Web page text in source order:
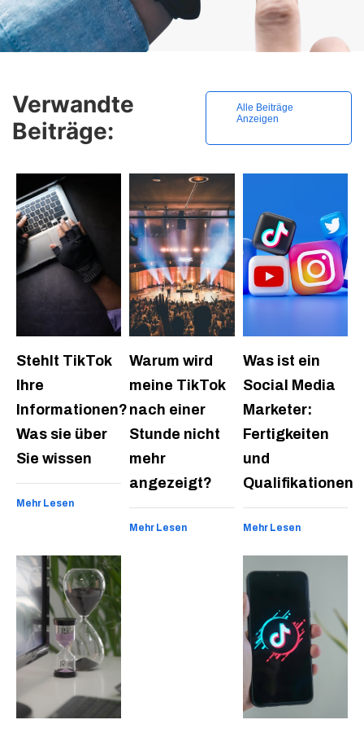
Verwandte
Beiträge:
Alle Beiträge
Anzeigen
Stehlt TikTok
Ihre
Informationen?
Was sie über
Sie wissen
Mehr Lesen
Warum wird
meine TikTok
nach einer
Stunde nicht
mehr
angezeigt?
Mehr Lesen
Was ist ein
Social Media
Marketer:
Fertigkeiten
und
Qualifikationen
Mehr Lesen